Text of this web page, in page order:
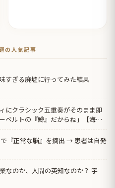
の人気記事
すぎる廃墟に行ってみた結果
にクラシック五重奏がそのまま即
ベルトの『鱒』だからね」【海外
で『正常な脳』を摘出 → 患者は自発
なのか、人間の英知なのか？ 宇